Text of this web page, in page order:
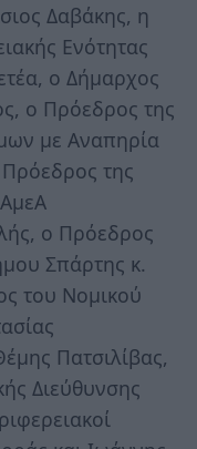
Δαβάκης, η
Ενότητας
ο Δήμαρχος
ο Πρόεδρος της
με Αναπηρία
της
ο Πρόεδρος
Σπάρτης κ.
του Νομικού
Πατσιλίβας,
Διεύθυνσης